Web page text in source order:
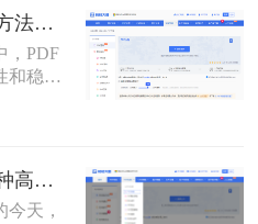
文件变
有效
帮助您
pdf怎么压缩？这4种压缩方法助您pdf文件“瘦身”！
，PDF
和稳定
作、
然
的体
至上
的存
如何压缩pdf文件大小？5种高效压缩全面解析！
天，